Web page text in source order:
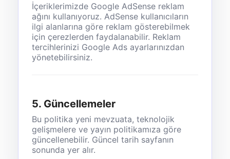
İçeriklerimizde Google AdSense reklam
ağını kullanıyoruz. AdSense kullanıcıların
ilgi alanlarına göre reklam gösterebilmek
için çerezlerden faydalanabilir. Reklam
tercihlerinizi Google Ads ayarlarınızdan
yönetebilirsiniz.
5. Güncellemeler
Bu politika yeni mevzuata, teknolojik
gelişmelere ve yayın politikamıza göre
güncellenebilir. Güncel tarih sayfanın
sonunda yer alır.